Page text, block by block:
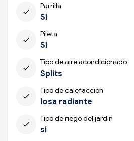
check
Parrilla
Sí
check
Pileta
Sí
check
Tipo de aire acondicionado
Splits
check
Tipo de calefacción
losa radiante
check
Tipo de riego del jardín
si